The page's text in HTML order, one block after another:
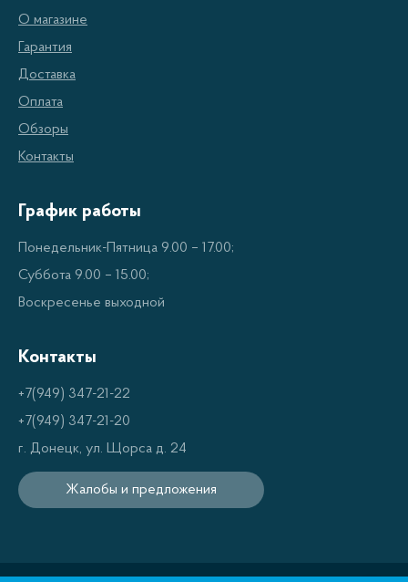
комфортно лежать в руках, а также
максимально эффективно использовать пар
для гладки и избежать прожарки.
Утюги оснащены специальным
дистанционным управлением, которое
позволяет безопасно производить гладку без
Для удобства использования утюги
WILLMARK имеют удобный дисплей, который
позволяет легко регулировать температуру и
время гладки.
Преимущества отпаривателей
WILLMARK
любых тканей.
управлению.
О магазине
Гарантия
Доставка
Оплата
Обзоры
Контакты
График работы
Понедельник-Пятница 9.00 – 17.00;
Суббота 9.00 – 15.00;
Воскресенье выходной
Контакты
+7(949) 347-21-22
+7(949) 347-21-20
г. Донецк, ул. Щорса д. 24
Жалобы и предложения